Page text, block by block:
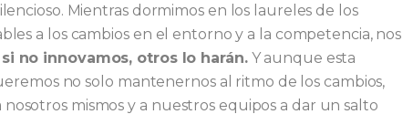
Mientras dormimos en los laureles de los
a los cambios en el entorno y a la competencia, nos
no innovamos, otros lo harán.Y aunque esta
no solo mantenernos al ritmo de los cambios,
mismos y a nuestros equipos a dar un salto